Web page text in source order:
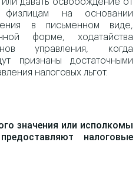
на основании
в письменном виде,
форме, ходатайства
управления, когда
признаны достаточными
налоговых льгот.
значения или исполкомы
налоговые